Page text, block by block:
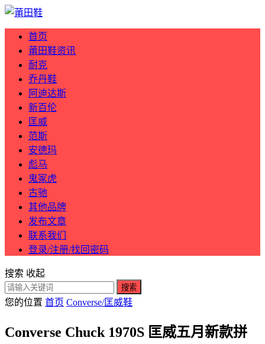
首页
莆田鞋资讯
耐克
乔丹鞋
阿迪达斯
新百伦
匡威
范斯
安德玛
彪马
鬼冢虎
古驰
其他品牌
发布文章
联系我们
登录/注册/找回密码
搜索 收起
搜索
您的位置 首页 Converse/匡威鞋
Converse Chuck 1970S 匡威五月新款拼